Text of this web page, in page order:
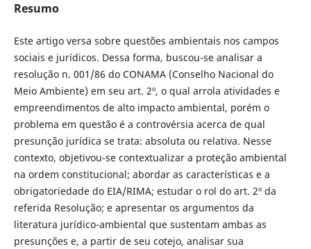
Resumo
Este artigo versa sobre questões ambientais nos campos
sociais e jurídicos. Dessa forma, buscou-se analisar a
resolução n. 001/86 do CONAMA (Conselho Nacional do
Meio Ambiente) em seu art. 2º, o qual arrola atividades e
empreendimentos de alto impacto ambiental, porém o
problema em questão é a controvérsia acerca de qual
presunção jurídica se trata: absoluta ou relativa. Nesse
contexto, objetivou-se contextualizar a proteção ambiental
na ordem constitucional; abordar as características e a
obrigatoriedade do EIA/RIMA; estudar o rol do art. 2º da
referida Resolução; e apresentar os argumentos da
literatura jurídico-ambiental que sustentam ambas as
presunções e, a partir de seu cotejo, analisar sua